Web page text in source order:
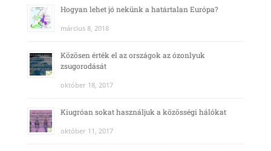
Hogyan lehet jó nekünk a határtalan Európa?
március 8, 2018
Közösen érték el az országok az ózonlyuk
zsugorodását
október 18, 2017
Kiugróan sokat használjuk a közösségi hálókat
október 11, 2017